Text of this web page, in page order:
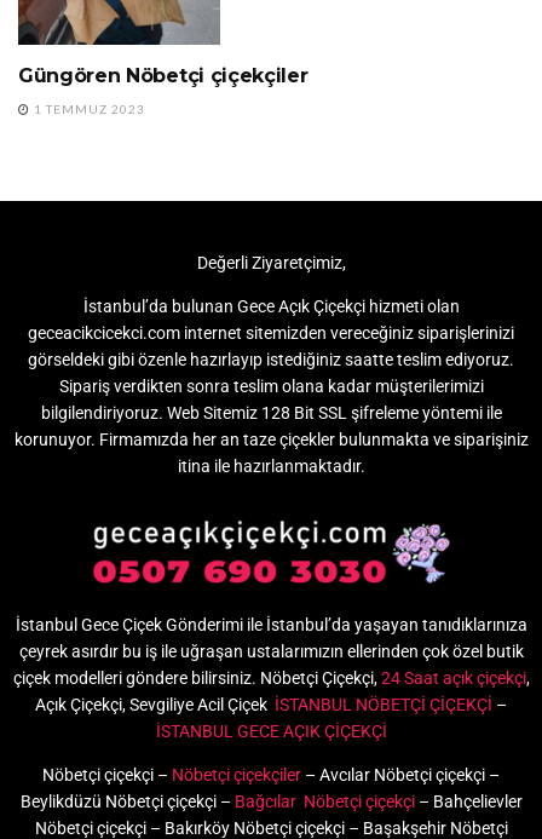
24 SAAT AÇIK ÇIÇEKÇI
Güngören Nöbetçi çiçekçiler
1 TEMMUZ 2023
Değerli Ziyaretçimiz,
İstanbul’da bulunan Gece Açık Çiçekçi hizmeti olan
geceacikcicekci.com internet sitemizden vereceğiniz siparişlerinizi
görseldeki gibi özenle hazırlayıp istediğiniz saatte teslim ediyoruz.
Sipariş verdikten sonra teslim olana kadar müşterilerimizi
bilgilendiriyoruz. Web Sitemiz 128 Bit SSL şifreleme yöntemi ile
korunuyor. Firmamızda her an taze çiçekler bulunmakta ve siparişiniz
itina ile hazırlanmaktadır.
İstanbul Gece Çiçek Gönderimi ile İstanbul’da yaşayan tanıdıklarınıza
çeyrek asırdır bu iş ile uğraşan ustalarımızın ellerinden çok özel butik
çiçek modelleri göndere bilirsiniz. Nöbetçi Çiçekçi,24 Saat açık çiçekçi,
Açık Çiçekçi, Sevgiliye Acil Çiçek İSTANBUL NÖBETÇİ ÇİÇEKÇİ –
İSTANBUL GECE AÇIK ÇİÇEKÇİ
Nöbetçi çiçekçi – Nöbetçi çiçekçiler – Avcılar Nöbetçi çiçekçi –
Beylikdüzü Nöbetçi çiçekçi – Bağcılar Nöbetçi çiçekçi– Bahçelievler
Nöbetçi çiçekçi – Bakırköy Nöbetçi çiçekçi – Başakşehir Nöbetçi